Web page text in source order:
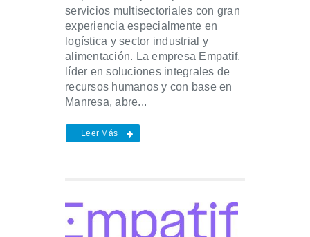
servicios multisectoriales con gran
experiencia especialmente en
logística y sector industrial y
alimentación. La empresa Empatif,
líder en soluciones integrales de
recursos humanos y con base en
Manresa, abre...
Leer Más